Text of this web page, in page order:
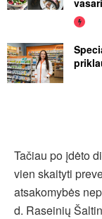
Tačiau po įdėto
vien skaityti
atsakomybės
d. Raseinių